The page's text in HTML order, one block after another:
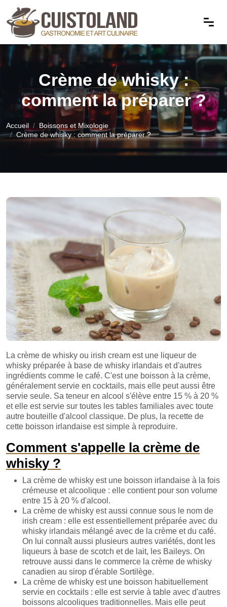
Crème de whisky :
comment la préparer ?
Accueil
Boissons et Mixologie
Crème de whisky : comment la préparer ?
La crème de whisky ou irish cream est une liqueur de
whisky préparée à base de whisky irlandais et d'autres
ingrédients comme le café. C'est une boisson à la crème,
généralement servie en cocktails, mais elle peut aussi être
servie seule. Sa teneur en alcool s'élève entre 15 % à 20 %
et elle est servie sur toutes les tables familiales avec toute
autre bouteille d'alcool classique. De plus, la recette de
cette boisson irlandaise est simple à reproduire.
Comment s'appelle la crème de
whisky ?
La crème de whisky est une boisson irlandaise à la fois
crémeuse et alcoolique : elle contient pour son volume
entre 15 à 20 % d'alcool.
La crème de whisky est aussi connue sous le nom de
irish cream : elle est essentiellement préparée avec du
whisky irlandais mélangé avec de la crème et du café.
On lui connaît aussi plusieurs autres variétés, dont les
liqueurs à base de scotch et de lait, les Baileys. On
retrouve aussi dans le commerce la crème de whisky
canadien au sirop d'érable Sortilège.
La crème de whisky est une boisson habituellement
servie en cocktails : elle est servie à table avec d'autres
boissons alcooliques traditionnelles. Mais elle peut